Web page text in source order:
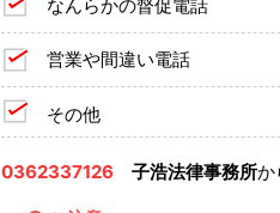
なんらかの督促電話
営業や間違い電話
その他
0362337126 子浩法律事務所か